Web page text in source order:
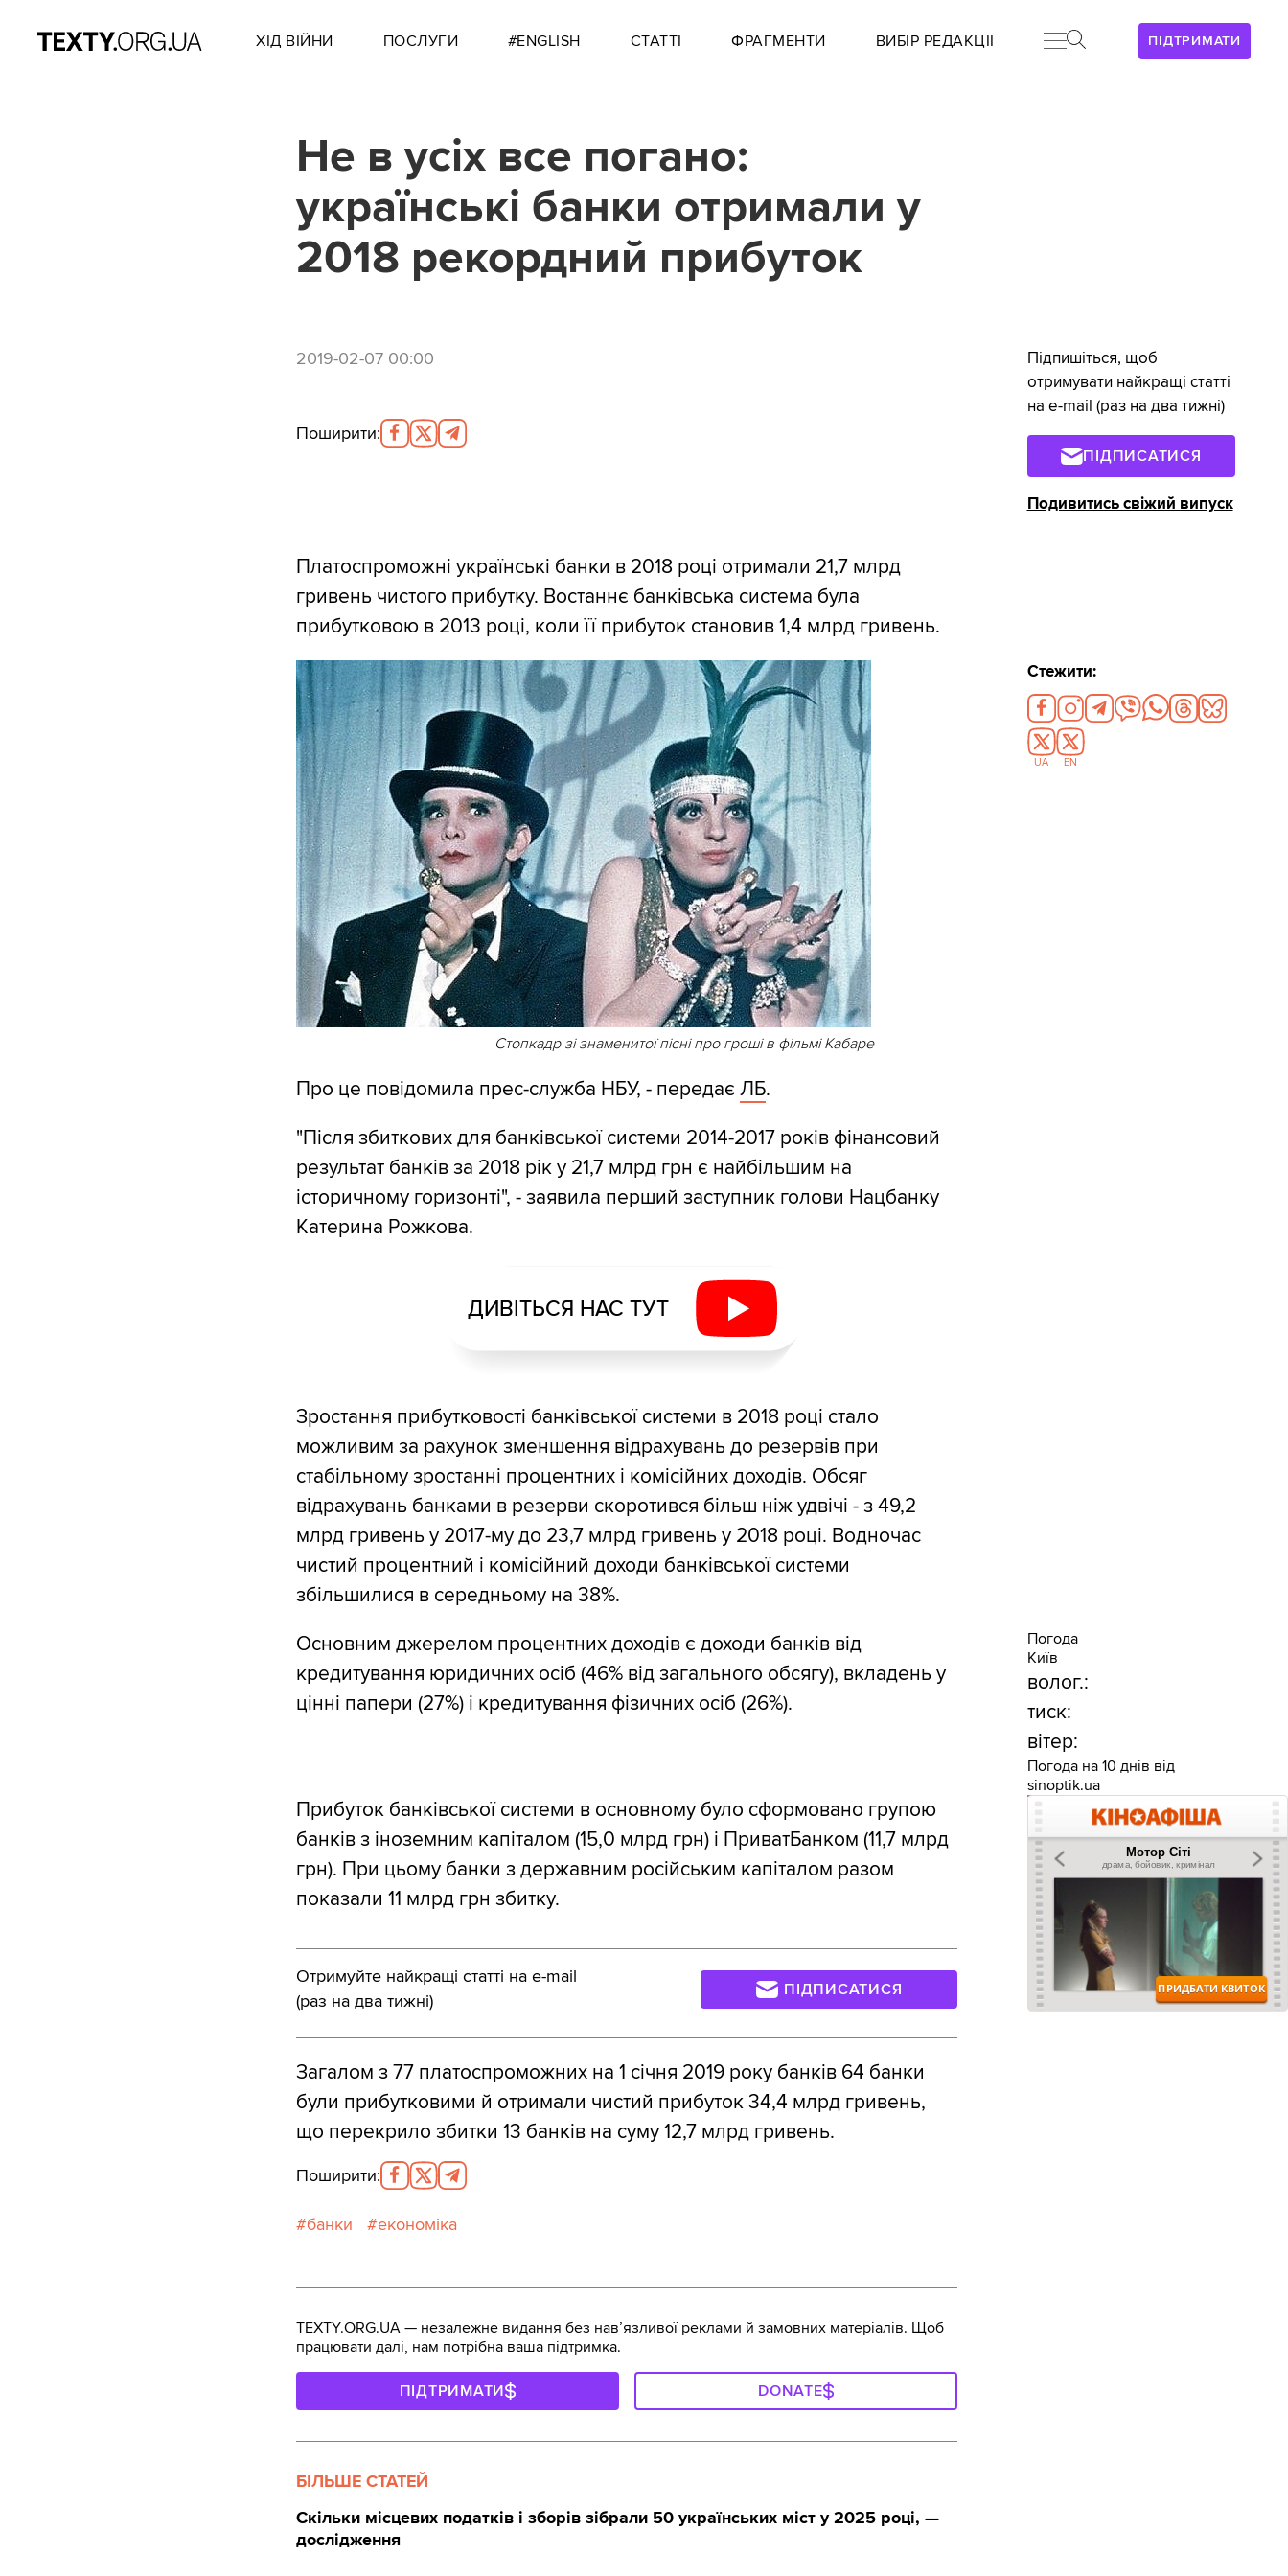
ПІДТРИМАТИ
ХІД ВІЙНИ ПОСЛУГИ #ENGLISH СТАТТІ ФРАГМЕНТИ ВИБІР РЕДАКЦІЇ
Не в усіх все погано:
українські банки отримали у
2018 рекордний прибуток
2019-02-07 00:00
Поширити:
Платоспроможні українські банки в 2018 році отримали 21,7 млрд
гривень чистого прибутку. Востаннє банківська система була
прибутковою в 2013 році, коли її прибуток становив 1,4 млрд гривень.
Стопкадр зі знаменитої пісні про гроші в фільмі Кабаре
Про це повідомила прес-служба НБУ, - передає ЛБ.
"Після збиткових для банківської системи 2014-2017 років фінансовий
результат банків за 2018 рік у 21,7 млрд грн є найбільшим на
історичному горизонті", - заявила перший заступник голови Нацбанку
Катерина Рожкова.
ДИВІТЬСЯ НАС ТУТ
Зростання прибутковості банківської системи в 2018 році стало
можливим за рахунок зменшення відрахувань до резервів при
стабільному зростанні процентних і комісійних доходів. Обсяг
відрахувань банками в резерви скоротився більш ніж удвічі - з 49,2
млрд гривень у 2017-му до 23,7 млрд гривень у 2018 році. Водночас
чистий процентний і комісійний доходи банківської системи
збільшилися в середньому на 38%.
Основним джерелом процентних доходів є доходи банків від
кредитування юридичних осіб (46% від загального обсягу), вкладень у
цінні папери (27%) і кредитування фізичних осіб (26%).
Прибуток банківської системи в основному було сформовано групою
банків з іноземним капіталом (15,0 млрд грн) і ПриватБанком (11,7 млрд
грн). При цьому банки з державним російським капіталом разом
показали 11 млрд грн збитку.
Отримуйте найкращі статті на e-mail
(раз на два тижні)
ПІДПИСАТИСЯ
Загалом з 77 платоспроможних на 1 січня 2019 року банків 64 банки
були прибутковими й отримали чистий прибуток 34,4 млрд гривень,
що перекрило збитки 13 банків на суму 12,7 млрд гривень.
Поширити:
банки економіка
Підпишіться, щоб
отримувати найкращі статті
на e-mail (раз на два тижні)
ПІДПИСАТИСЯ
Подивитись свіжий випуск
Стежити:
UA EN
Погода
Київ
волог.:
тиск:
вітер:
Погода на 10 днів від
sinoptik.ua
TEXTY.ORG.UA — незалежне видання без навʼязливої реклами й замовних матеріалів. Щоб
працювати далі, нам потрібна ваша підтримка.
ПІДТРИМАТИ DONATE
БІЛЬШЕ СТАТЕЙ
Скільки місцевих податків і зборів зібрали 50 українських міст у 2025 році, —
дослідження